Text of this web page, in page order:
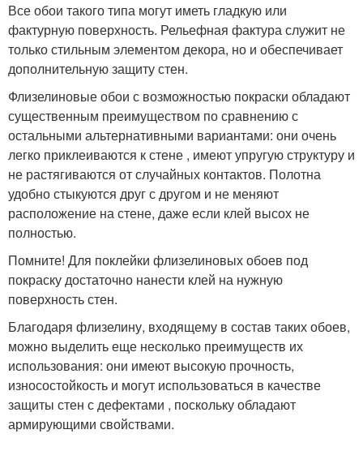
Все обои такого типа могут иметь гладкую или
фактурную поверхность. Рельефная фактура служит не
только стильным элементом декора, но и обеспечивает
дополнительную защиту стен.
Флизелиновые обои с возможностью покраски обладают
существенным преимуществом по сравнению с
остальными альтернативными вариантами: они очень
легко приклеиваются к стене , имеют упругую структуру и
не растягиваются от случайных контактов. Полотна
удобно стыкуются друг с другом и не меняют
расположение на стене, даже если клей высох не
полностью.
Помните! Для поклейки флизелиновых обоев под
покраску достаточно нанести клей на нужную
поверхность стен.
Благодаря флизелину, входящему в состав таких обоев,
можно выделить еще несколько преимуществ их
использования: они имеют высокую прочность,
износостойкость и могут использоваться в качестве
защиты стен с дефектами , поскольку обладают
армирующими свойствами.